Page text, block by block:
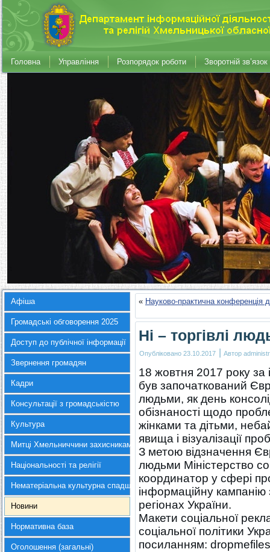
Головна Управління Розпорядок роботи Зворотній зв’язок
Афіша
Громадські обговорення 2025
Доступ до публічної інформації
Звернення громадян
Кадри
Консультації з громадськістю
Культура
Митці Хмельниччини захисникам України
Національності та релігії
Нематеріальна культурна спадщина
Новини
Нормативна база
Оголошення (загальні)
« Науково-практична конференція
Ні – торгівлі
Опубліковано 23.10.2017 | Автор
18 жовтня 2017 року за
був започаткований
людьми, як день
обізнаності щодо
жінками та дітьми,
явища і візуалізації
З метою відзначення
людьми Міністерство
координатор у сфері
інформаційну кампанію
регіонах України.
Макети соціальної
соціальної політики
посиланням: